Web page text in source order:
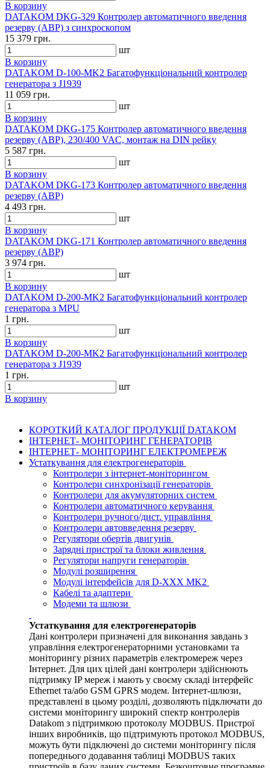
В корзину
DATAKOM DKG-329 Контролер автоматичного введення
резерву (АВР) з синхроскопом
15 379 грн.
шт
В корзину
DATAKOM D-100-MK2 Багатофункціональний контролер
генератора з J1939
11 059 грн.
шт
В корзину
DATAKOM DKG-175 Контролер автоматичного введення
резерву (АВР), 230/400 VAC, монтаж на DIN рейку
5 587 грн.
шт
В корзину
DATAKOM DKG-173 Контролер автоматичного введення
резерву (АВР)
4 493 грн.
шт
В корзину
DATAKOM DKG-171 Контролер автоматичного введення
резерву (АВР)
3 974 грн.
шт
В корзину
DATAKOM D-200-MK2 Багатофункціональний контролер
генератора з MPU
1 грн.
шт
В корзину
DATAKOM D-200-MK2 Багатофункціональний контролер
генератора з J1939
1 грн.
шт
В корзину
КОРОТКИЙ КАТАЛОГ ПРОДУКЦІЇ DATAKOM
ІНТЕРНЕТ- МОНІТОРИНГ ГЕНЕРАТОРІВ
ІНТЕРНЕТ- МОНІТОРИНГ ЕЛЕКТРОМЕРЕЖ
Устаткування для електрогенераторів
Контролери з інтернет-моніторингом
Контролери синхронізації генераторів
Контролери для акумуляторних систем
Контролери автоматичного керування
Контролери ручного/дист. управління
Контролери автовведення резерву
Регулятори обертів двигунів
Зарядні пристрої та блоки живлення
Регулятори напруги генераторів
Модулі розширення
Модулі інтерфейсів для D-XXX MK2
Кабелі та адаптери
Модеми та шлюзи
Устаткування для електрогенераторів
Дані контролери призначені для виконання завдань з
управління електрогенераторними установками та
моніторингу різних параметрів електромереж через
Інтернет. Для цих цілей дані контролери здійснюють
підтримку IP мереж і мають у своєму складі інтерфейс
Ethernet та/або GSM GPRS модем. Інтернет-шлюзи,
представлені в цьому розділі, дозволяють підключати до
системи моніторингу широкий спектр контролерів
Datakom з підтримкою протоколу MODBUS. Пристрої
інших виробників, що підтримують протокол MODBUS,
можуть бути підключені до системи моніторингу після
попереднього додавання таблиці MODBUS таких